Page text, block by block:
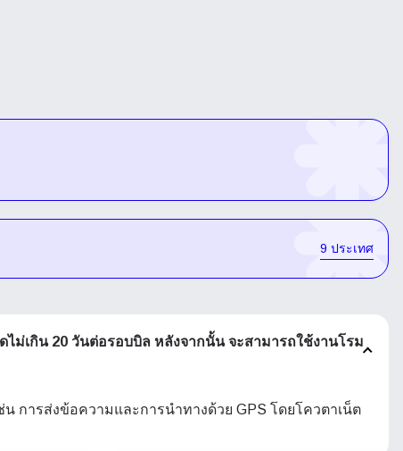
9 ประเทศ
ไม่เกิน 20 วันต่อรอบบิล หลังจากนั้น จะสามารถใช้งานโรม
การส่งข้อความและการนำทางด้วย GPS โดยโควตาเน็ต